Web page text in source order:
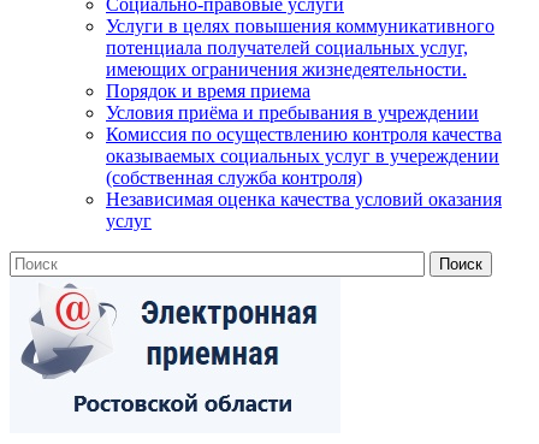
Социально-правовые услуги
Услуги в целях повышения коммуникативного
потенциала получателей социальных услуг,
имеющих ограничения жизнедеятельности.
Порядок и время приема
Условия приёма и пребывания в учреждении
Комиссия по осуществлению контроля качества
оказываемых социальных услуг в учереждении
(собственная служба контроля)
Независимая оценка качества условий оказания
услуг